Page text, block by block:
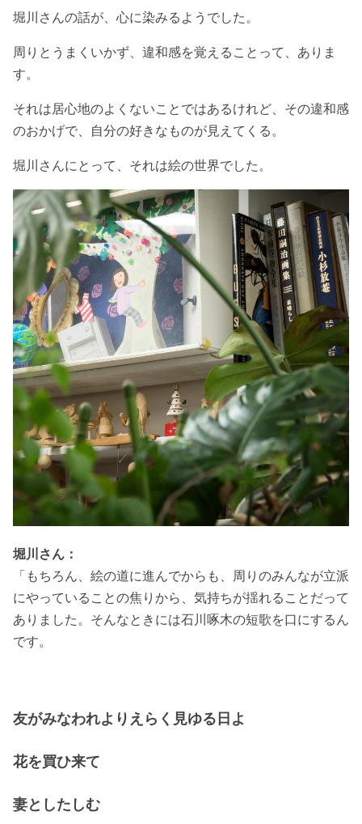
堀川さんの話が、心に染みるようでした。
周りとうまくいかず、違和感を覚えることって、ありま
す。
それは居心地のよくないことではあるけれど、その違和感
のおかげで、自分の好きなものが見えてくる。
堀川さんにとって、それは絵の世界でした。
堀川さん：
「もちろん、絵の道に進んでからも、周りのみんなが立派
にやっていることの焦りから、気持ちが揺れることだって
ありました。そんなときには石川啄木の短歌を口にするん
です。
友がみなわれよりえらく見ゆる日よ
花を買ひ来て
妻としたしむ